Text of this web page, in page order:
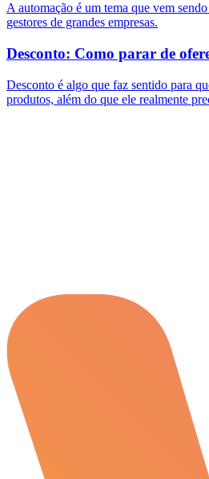
A automação é um tema que vem
gestores de grandes empresas.
Desconto: Como parar de
Desconto é algo que faz sentido para
produtos, além do que ele realmente